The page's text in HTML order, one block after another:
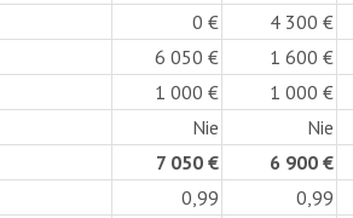
0 € 4 300 €
6 050 € 1 600 €
1 000 € 1 000 €
Nie Nie
7 050 € 6 900 €
0,99 0,99